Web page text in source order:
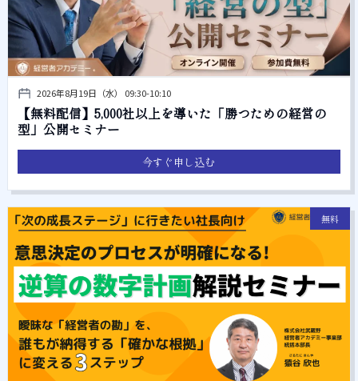
2026年8月19日（水） 09:30-10:10
【無料配信】5,000社以上を導いた「勝つための経営の
型」公開セミナー
今すぐ申し込む
無料